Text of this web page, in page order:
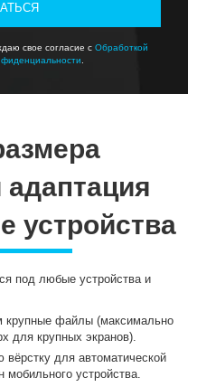
свое согласие с Обработкой
.
устройства
под любые устройства и
крупные файлы (максимально
для крупных экранов).
вёрстку для автоматической
мобильного устройства.